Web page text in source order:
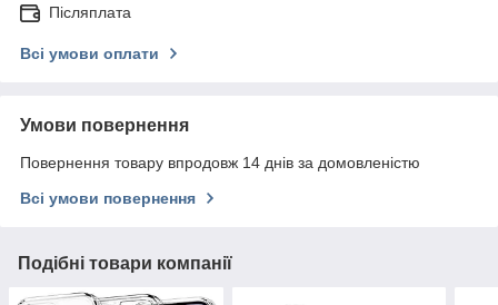
Післяплата
Всі умови оплати
Умови повернення
Повернення товару впродовж 14 днів за домовленістю
Всі умови повернення
Подібні товари компанії